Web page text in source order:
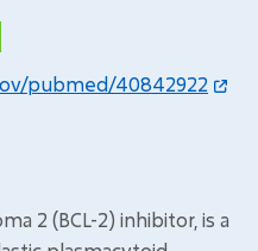
pubmed/40842922
2 (BCL-2) inhibitor, is a